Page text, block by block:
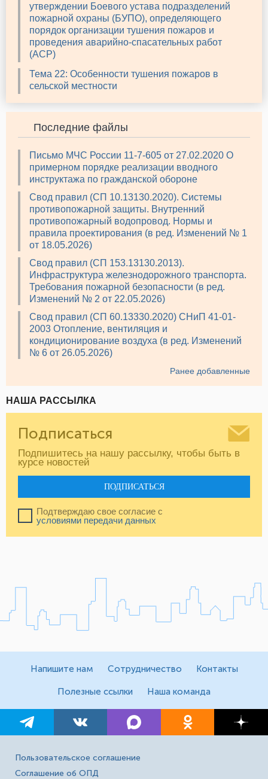
утверждении Боевого устава подразделений
пожарной охраны (БУПО), определяющего
порядок организации тушения пожаров и
проведения аварийно-спасательных работ
(АСР)
Тема 22: Особенности тушения пожаров в
сельской местности
Последние файлы
Письмо МЧС России 11-7-605 от 27.02.2020 О
примерном порядке реализации вводного
инструктажа по гражданской обороне
Свод правил (СП 10.13130.2020). Системы
противопожарной защиты. Внутренний
противопожарный водопровод. Нормы и
правила проектирования (в ред. Изменений № 1
от 18.05.2026)
Свод правил (СП 153.13130.2013).
Инфраструктура железнодорожного транспорта.
Требования пожарной безопасности (в ред.
Изменений № 2 от 22.05.2026)
Свод правил (СП 60.13330.2020) СНиП 41-01-
2003 Отопление, вентиляция и
кондиционирование воздуха (в ред. Изменений
№ 6 от 26.05.2026)
Ранее добавленные
НАША РАССЫЛКА
Подписаться
Подпишитесь на нашу рассылку, чтобы быть в
курсе новостей
ПОДПИСАТЬСЯ
Подтверждаю свое согласие с
условиями передачи данных
Напишите нам Сотрудничество Контакты
Полезные ссылки Наша команда
Пользовательское соглашение
Соглашение об ОПД